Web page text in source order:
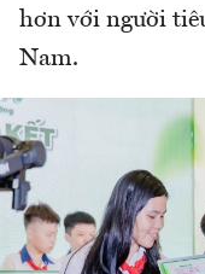
hơn với người
Nam.